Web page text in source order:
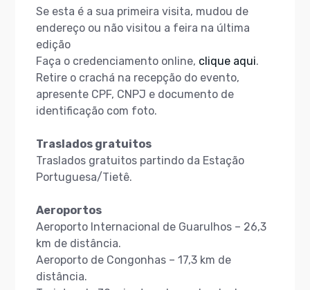
Se esta é a sua primeira visita, mudou de
endereço ou não visitou a feira na última
edição
Faça o credenciamento online, clique aqui.
Retire o crachá na recepção do evento,
apresente CPF, CNPJ e documento de
identificação com foto.
Traslados gratuitos
Traslados gratuitos partindo da Estação
Portuguesa/Tietê.
Aeroportos
Aeroporto Internacional de Guarulhos – 26,3
km de distância.
Aeroporto de Congonhas – 17,3 km de
distância.